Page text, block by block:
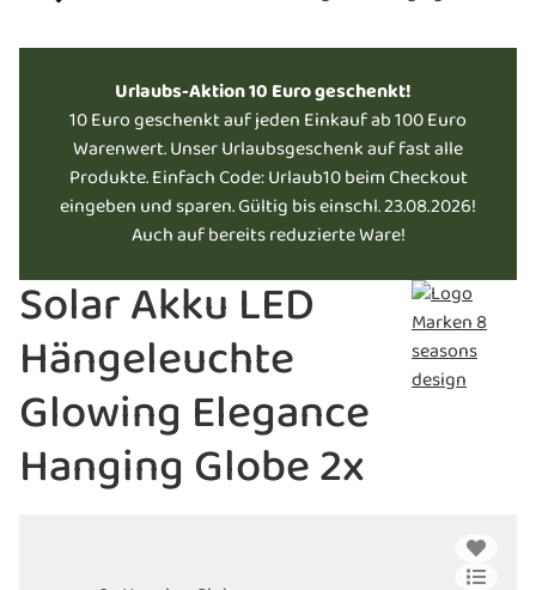
Urlaubs-Aktion 10 Euro geschenkt!
10 Euro geschenkt auf jeden Einkauf ab 100 Euro
Warenwert. Unser Urlaubsgeschenk auf fast alle
Produkte. Einfach Code: Urlaub10 beim Checkout
eingeben und sparen. Gültig bis einschl. 23.08.2026!
Auch auf bereits reduzierte Ware!
Solar Akku LED
Hängeleuchte
Glowing Elegance
Hanging Globe 2x